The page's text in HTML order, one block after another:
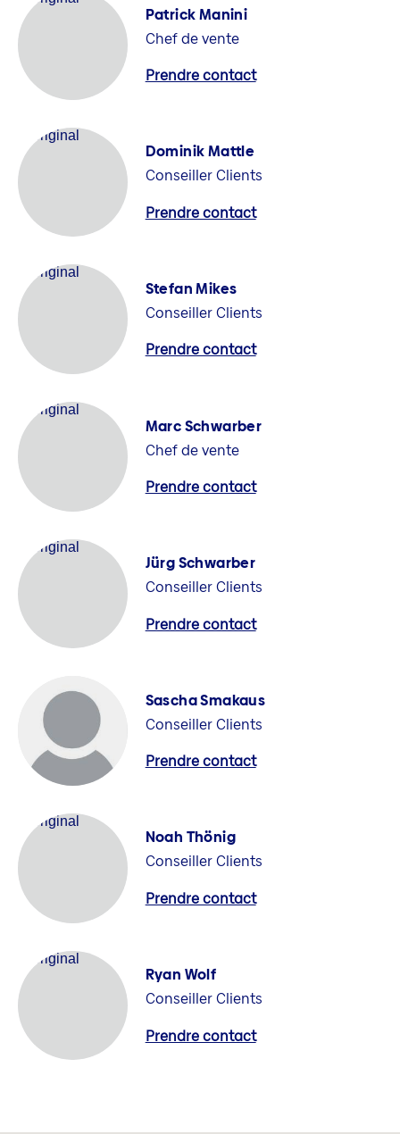
Patrick Manini
Chef de vente
Prendre contact
Dominik Mattle
Conseiller Clients
Prendre contact
Stefan Mikes
Conseiller Clients
Prendre contact
Marc Schwarber
Chef de vente
Prendre contact
Jürg Schwarber
Conseiller Clients
Prendre contact
Sascha Smakaus
Conseiller Clients
Prendre contact
Noah Thönig
Conseiller Clients
Prendre contact
Ryan Wolf
Conseiller Clients
Prendre contact